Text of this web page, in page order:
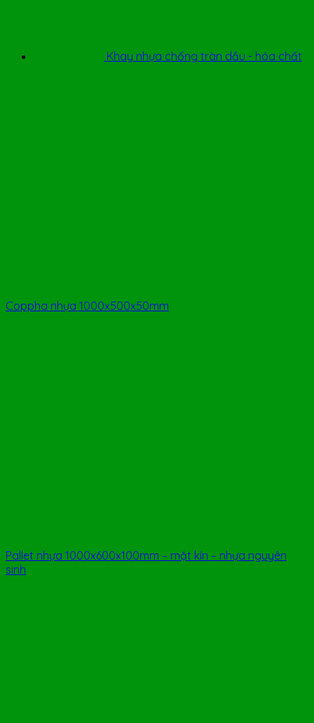
Khay nhựa chống tràn dầu - hóa chất
Coppha nhựa 1000x500x50mm
Pallet nhựa 1000x600x100mm – mặt kín – nhựa nguyên
sinh